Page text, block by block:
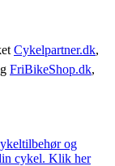
Cykelpartner.dk,
FriBikeShop.dk,
og
cykel. Klik her